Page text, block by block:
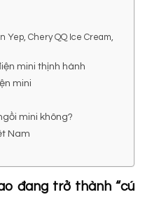
Yep, Chery QQ Ice Cream,
mini thịnh hành
mini
mini không?
Nam
đang trở thành “cú